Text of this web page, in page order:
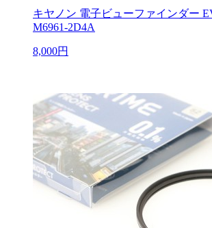
キヤノン 電子ビューファインダー
M6961-2D4A
8,000円